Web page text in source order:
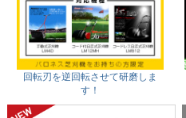
回転刃を逆回転させて研磨しま
す！